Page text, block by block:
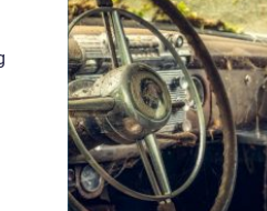
samordnade flöden och
moderna fordon kan
före...